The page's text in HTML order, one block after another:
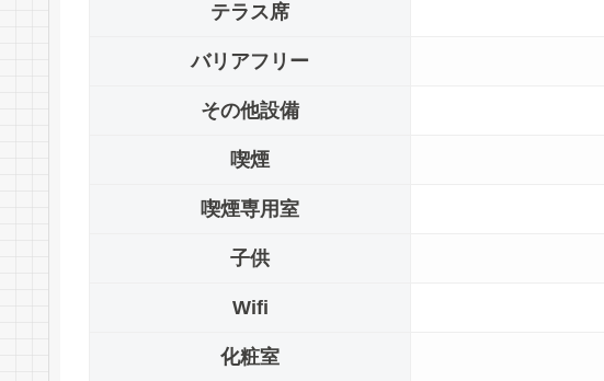
テラス席
バリアフリー
その他設備
喫煙
喫煙専用室
子供
Wifi
化粧室